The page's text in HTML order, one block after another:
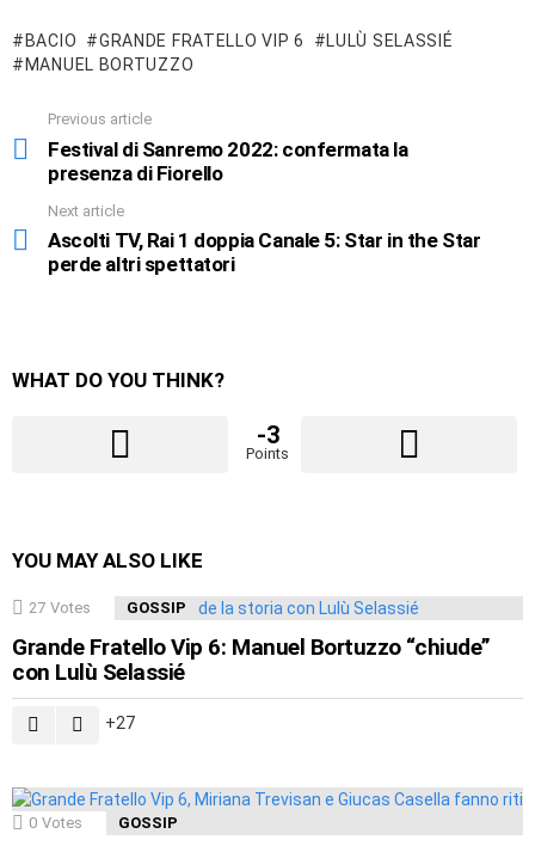
BACIO GRANDE FRATELLO VIP 6
LULÙ SELASSIÉ
MANUEL BORTUZZO
more
Previous article
Festival di Sanremo 2022: confermata la
presenza di Fiorello
Next article
Ascolti TV, Rai 1 doppia Canale 5: Star in the Star
perde altri spettatori
WHAT DO YOU THINK?
-3
Points
YOU MAY ALSO LIKE
27 Votes GOSSIP
Grande Fratello Vip 6: Manuel Bortuzzo “chiude”
con Lulù Selassié
27
0 Votes GOSSIP